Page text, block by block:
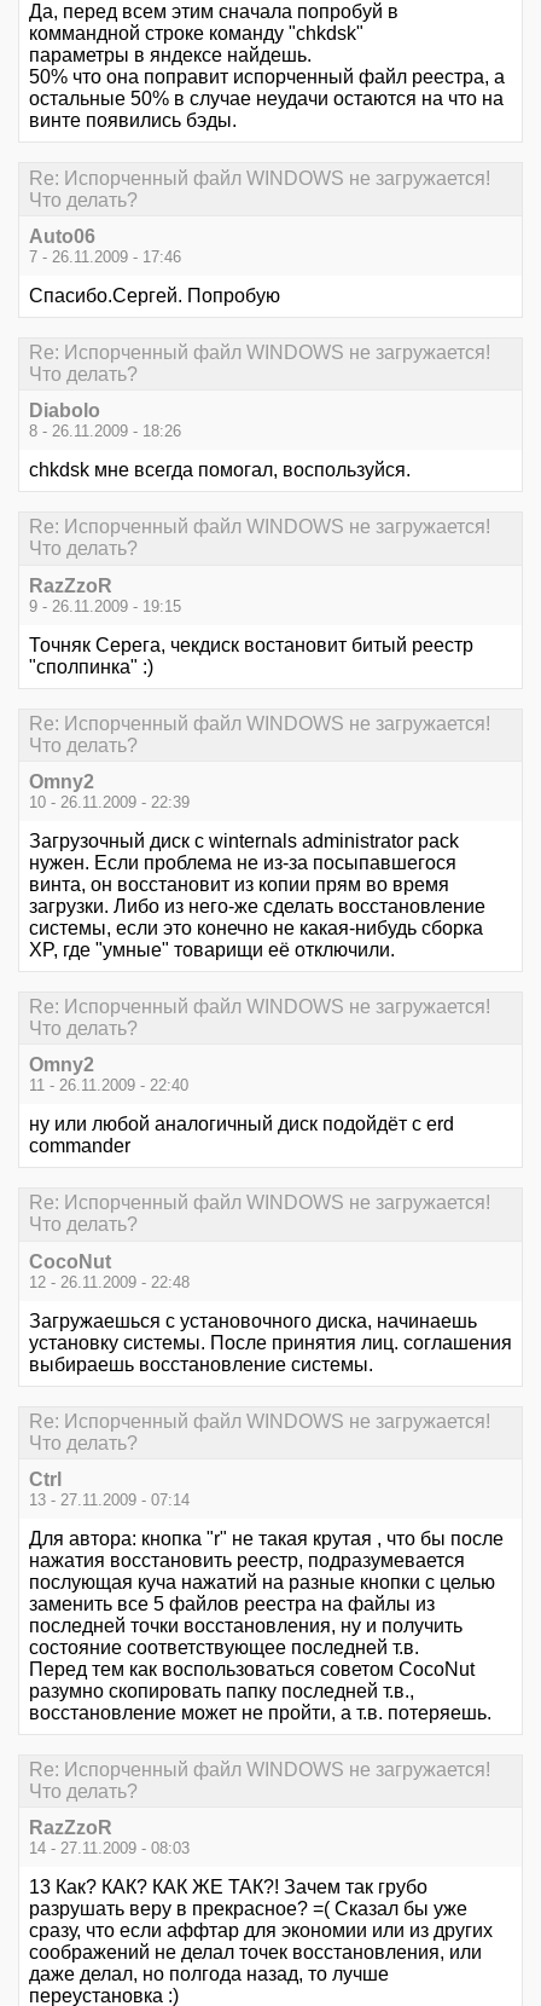
Да, перед всем этим сначала попробуй в
коммандной строке команду "chkdsk"
параметры в яндексе найдешь.
50% что она поправит испорченный файл реестра, а
остальные 50% в случае неудачи остаются на что на
винте появились бэды.
Re: Испорченный файл WINDOWS не загружается!
Что делать?
Auto06
7 - 26.11.2009 - 17:46
Спасибо.Сергей. Попробую
Re: Испорченный файл WINDOWS не загружается!
Что делать?
Diabolo
8 - 26.11.2009 - 18:26
chkdsk мне всегда помогал, воспользуйся.
Re: Испорченный файл WINDOWS не загружается!
Что делать?
RazZzoR
9 - 26.11.2009 - 19:15
Точняк Серега, чекдиск востановит битый реестр
"сполпинка" :)
Re: Испорченный файл WINDOWS не загружается!
Что делать?
Omny2
10 - 26.11.2009 - 22:39
Загрузочный диск с winternals administrator pack
нужен. Если проблема не из-за посыпавшегося
винта, он восстановит из копии прям во время
загрузки. Либо из него-же сделать восстановление
системы, если это конечно не какая-нибудь сборка
XP, где "умные" товарищи её отключили.
Re: Испорченный файл WINDOWS не загружается!
Что делать?
Omny2
11 - 26.11.2009 - 22:40
ну или любой аналогичный диск подойдёт с erd
commander
Re: Испорченный файл WINDOWS не загружается!
Что делать?
CocoNut
12 - 26.11.2009 - 22:48
Загружаешься с установочного диска, начинаешь
установку системы. После принятия лиц. соглашения
выбираешь восстановление системы.
Re: Испорченный файл WINDOWS не загружается!
Что делать?
Ctrl
13 - 27.11.2009 - 07:14
Для автора: кнопка "r" не такая крутая , что бы после
нажатия восстановить реестр, подразумевается
послующая куча нажатий на разные кнопки с целью
заменить все 5 файлов реестра на файлы из
последней точки восстановления, ну и получить
состояние соответствующее последней т.в.
Перед тем как воспользоваться советом CocoNut
разумно скопировать папку последней т.в.,
восстановление может не пройти, а т.в. потеряешь.
Re: Испорченный файл WINDOWS не загружается!
Что делать?
RazZzoR
14 - 27.11.2009 - 08:03
13 Как? КАК? КАК ЖЕ ТАК?! Зачем так грубо
разрушать веру в прекрасное? =( Сказал бы уже
сразу, что если аффтар для экономии или из других
соображений не делал точек восстановления, или
даже делал, но полгода назад, то лучше
переустановка :)